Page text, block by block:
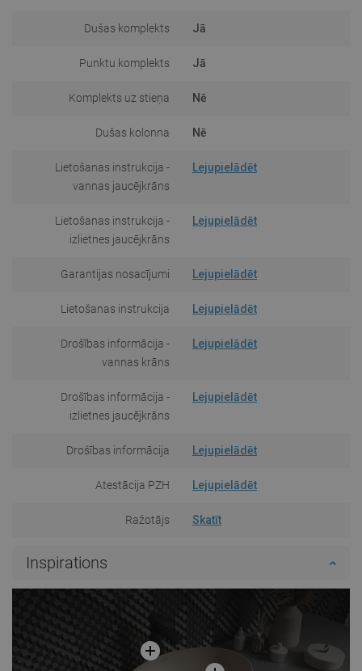
Dušas komplekts Jā
Punktu komplekts Jā
Komplekts uz stieņa Nē
Dušas kolonna Nē
Lietošanas instrukcija -
vannas jaucējkrāns
Lejupielādēt
Lietošanas instrukcija -
izlietnes jaucējkrāns
Lejupielādēt
Garantijas nosacījumi Lejupielādēt
Lietošanas instrukcija Lejupielādēt
Drošības informācija -
vannas krāns
Lejupielādēt
Drošības informācija -
izlietnes jaucējkrāns
Lejupielādēt
Drošības informācija Lejupielādēt
Atestācija PZH Lejupielādēt
Ražotājs Skatīt
Inspirations